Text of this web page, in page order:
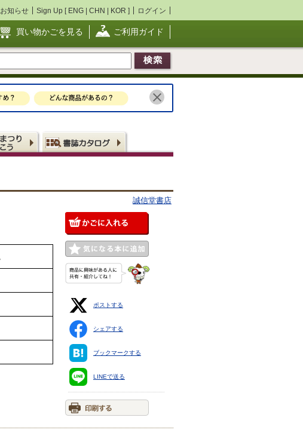
お知らせ Sign Up [ ENG | CHN | KOR ] ログイン
買い物かごを見る ご利用ガイド
誠信堂書店
ポストする
シェアする
ブックマークする
LINEで送る